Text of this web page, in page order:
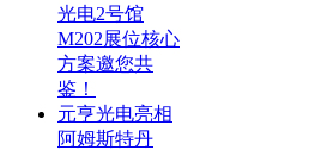
光电2号馆
M202展位核心
方案邀您共
鉴！
元亨光电亮相
阿姆斯特丹